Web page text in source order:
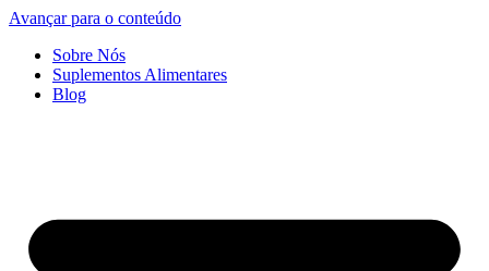
Avançar para o conteúdo
Sobre Nós
Suplementos Alimentares
Blog